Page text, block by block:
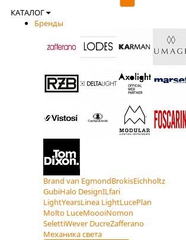
КАТАЛОГ
Бренды
Brand van EgmondBrokisEichholtz
GubiHalo DesignILfari
LightYearsLinea LightLucePlan
Molto LuceMoooiNomon
SelettiWever DucreZafferano
Механика света